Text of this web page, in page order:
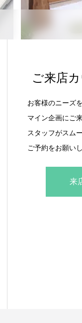
ご来店
お客様のニーズ
マイン企画にご
スタッフがスム
ご予約をお願いし
来